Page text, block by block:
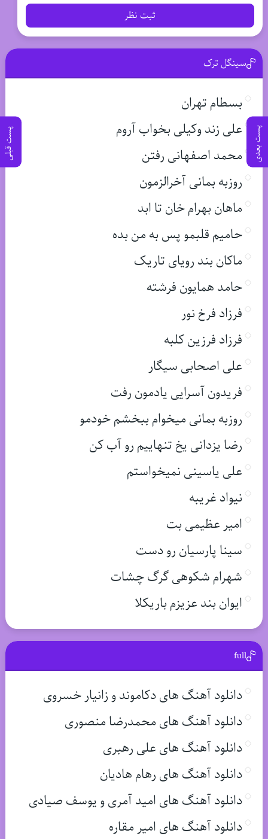
پست بعدی پست قبلی
ثبت نظر
سینگل ترک
بسطام تهران
علی زند وکیلی بخواب آروم
محمد اصفهانی رفتن
روزبه بمانی آخرالزمون
ماهان بهرام خان تا ابد
حامیم قلبمو پس به من بده
ماکان بند رویای تاریک
حامد همایون فرشته
فرزاد فرخ نور
فرزاد فرزین کلبه
علی اصحابی سیگار
فریدون آسرایی یادمون رفت
روزبه بمانی میخوام ببخشم خودمو
رضا یزدانی یخ تنهاییم رو آب کن
علی یاسینی نمیخواستم
نیواد غریبه
امیر عظیمی بت
سینا پارسیان رو دست
شهرام شکوهی گرگ چشات
ایوان بند عزیزم باریکلا
full
دانلود آهنگ های دکاموند و زانیار خسروی
دانلود آهنگ های محمدرضا منصوری
دانلود آهنگ های علی رهبری
دانلود آهنگ های رهام هادیان
دانلود آهنگ های امید آمری و یوسف صیادی
دانلود آهنگ های امیر مقاره